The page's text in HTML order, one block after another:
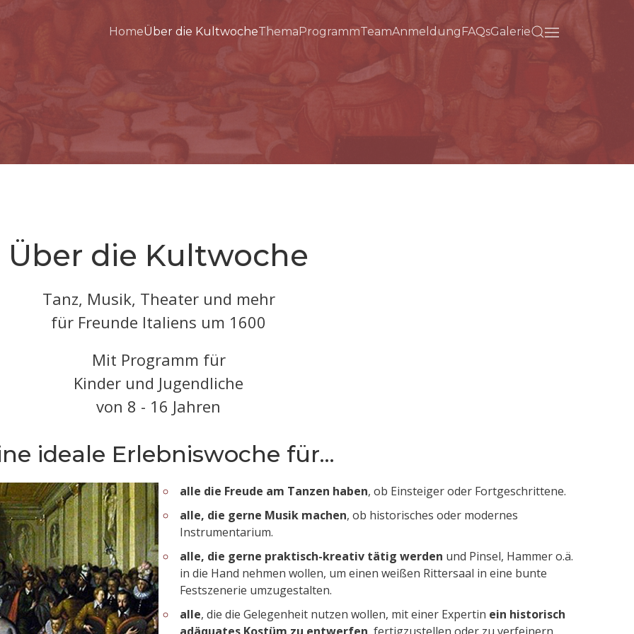
HomeÜber die KultwocheThemaProgrammTeamAnmeldungFAQsGalerie
Über die Kultwoche
Tanz, Musik, Theater und mehr
für Freunde Italiens um 1600
Mit Programm für
Kinder und Jugendliche
von 8 - 16 Jahren
ideale Erlebniswoche für...
alle die Freude am Tanzen haben, ob Einsteiger oder Fortgeschrittene.
alle, die gerne Musik machen, ob historisches oder modernes
Instrumentarium.
alle, die gerne praktisch-kreativ tätig werden und Pinsel, Hammer o.ä.
in die Hand nehmen wollen, um einen weißen Rittersaal in eine bunte
Festszenerie umzugestalten.
alle, die die Gelegenheit nutzen wollen, mit einer Expertin ein historisch